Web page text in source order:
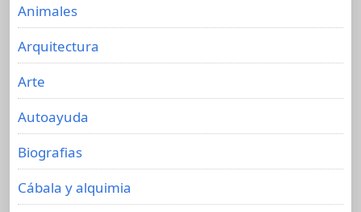
Animales
Arquitectura
Arte
Autoayuda
Biografias
Cábala y alquimia